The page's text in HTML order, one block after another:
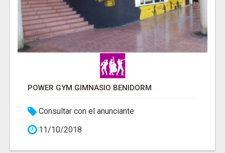
POWER GYM GIMNASIO BENIDORM
Consultar con el anunciante
11/10/2018